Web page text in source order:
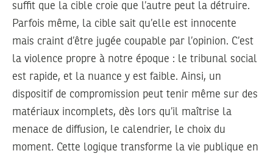
suffit que la cible croie que l’autre peut la détruire.
Parfois même, la cible sait qu’elle est innocente
mais craint d’être jugée coupable par l’opinion. C’est
la violence propre à notre époque : le tribunal social
est rapide, et la nuance y est faible. Ainsi, un
dispositif de compromission peut tenir même sur des
matériaux incomplets, dès lors qu’il maîtrise la
menace de diffusion, le calendrier, le choix du
moment. Cette logique transforme la vie publique en